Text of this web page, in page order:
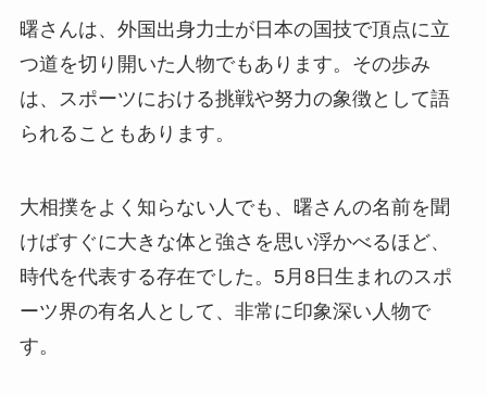
曙さんは、外国出身力士が日本の国技で頂点に立
つ道を切り開いた人物でもあります。その歩み
は、スポーツにおける挑戦や努力の象徴として語
られることもあります。
大相撲をよく知らない人でも、曙さんの名前を聞
けばすぐに大きな体と強さを思い浮かべるほど、
時代を代表する存在でした。5月8日生まれのスポ
ーツ界の有名人として、非常に印象深い人物で
す。